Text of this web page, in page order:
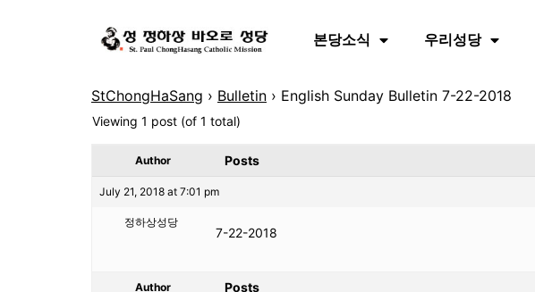
본당소식 우리성당
StChongHaSang › Bulletin › English Sunday Bulletin 7-22-2018
Viewing 1 post (of 1 total)
Author Posts
July 21, 2018 at 7:01 pm
정하상성당
7-22-2018
Author Posts